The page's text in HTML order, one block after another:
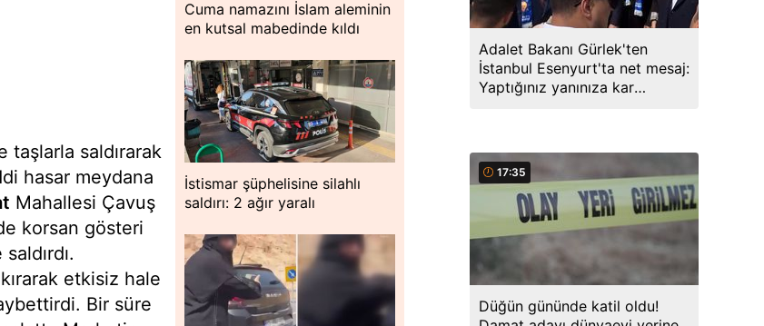
saldırarak
hasar meydana
Mahallesi Çavuş
korsan gösteri
etkisiz hale
Bir süre
Cuma namazını İslam aleminin
en kutsal mabedinde kıldı
İstismar şüphelisine silahlı
saldırı: 2 ağır yaralı
Adalet Bakanı Gürlek'ten
İstanbul Esenyurt'ta net mesaj:
Yaptığınız yanınıza kar
17:35
Düğün gününde katil oldu!